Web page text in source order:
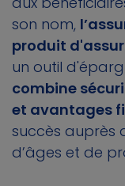
son nom,
produit
un outil
combine
et avantages
succès auprès
d’âges et de